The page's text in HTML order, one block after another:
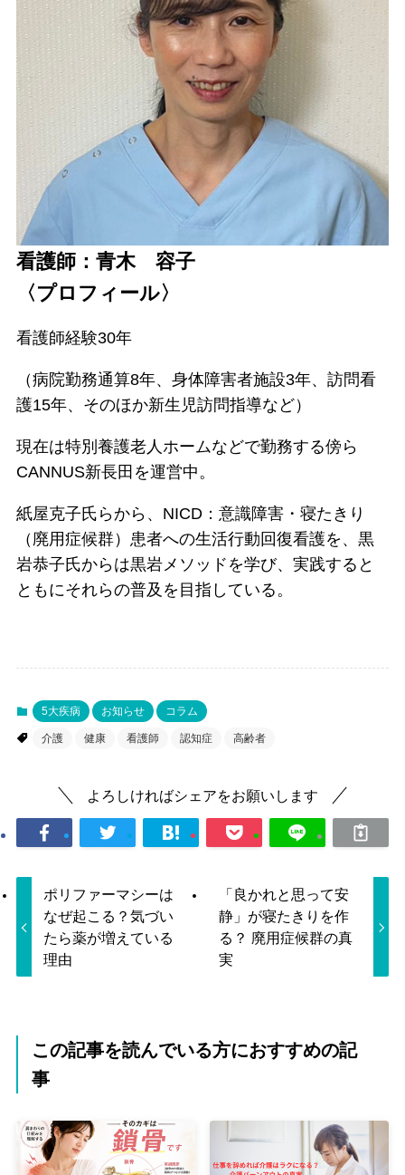
看護師：青木 容子
〈プロフィール〉
看護師経験30年
（病院勤務通算8年、身体障害者施設3年、訪問看
護15年、そのほか新生児訪問指導など）
現在は特別養護老人ホームなどで勤務する傍ら
CANNUS新長田を運営中。
紙屋克子氏らから、NICD：意識障害・寝たきり
（廃用症候群）患者への生活行動回復看護を、黒
岩恭子氏からは黒岩メソッドを学び、実践すると
ともにそれらの普及を目指している。
5大疾病 お知らせ コラム
介護 健康 看護師 認知症 高齢者
よろしければシェアをお願いします
ポリファーマシーは
なぜ起こる？気づい
たら薬が増えている
理由
「良かれと思って安
静」が寝たきりを作
る？ 廃用症候群の真
実
この記事を読んでいる方におすすめの記
事